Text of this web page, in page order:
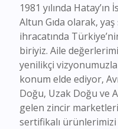
1981 yılında
Altun Gıda olarak,
ihracatında
biriyiz. Aile
yenilikçi
konum elde ediyor,
Doğu, Uzak Doğu ve
gelen zincir
sertifikalı ürünlerimizi